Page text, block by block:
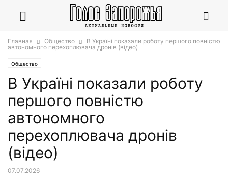
Главная Общество
В Україні показали роботу першого повністю
автономного перехоплювача дронів (відео)
Общество
В Україні показали роботу
першого повністю
автономного
перехоплювача дронів
(відео)
07.07.2026